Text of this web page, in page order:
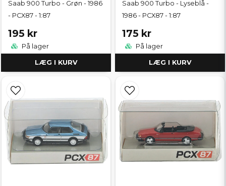
Saab 900 Turbo - Grøn - 1986
- PCX87 - 1:87
195 kr
På lager
LÆG I KURV
Saab 900 Turbo - Lyseblå -
1986 - PCX87 - 1:87
175 kr
På lager
LÆG I KURV